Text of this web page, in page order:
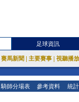
足球資訊
賽馬新聞 主要賽事 視聽播
騎師分場表 參考資料 統